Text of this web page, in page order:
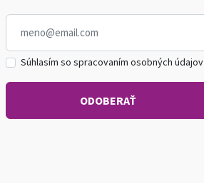
Súhlasím so spracovaním osobných údajov